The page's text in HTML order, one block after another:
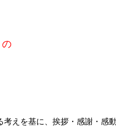
の
えを基に、挨拶・感謝・感